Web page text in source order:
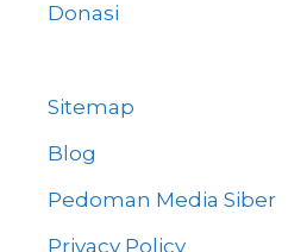
Donasi
Sitemap
Blog
Pedoman Media Siber
Privacy Policy